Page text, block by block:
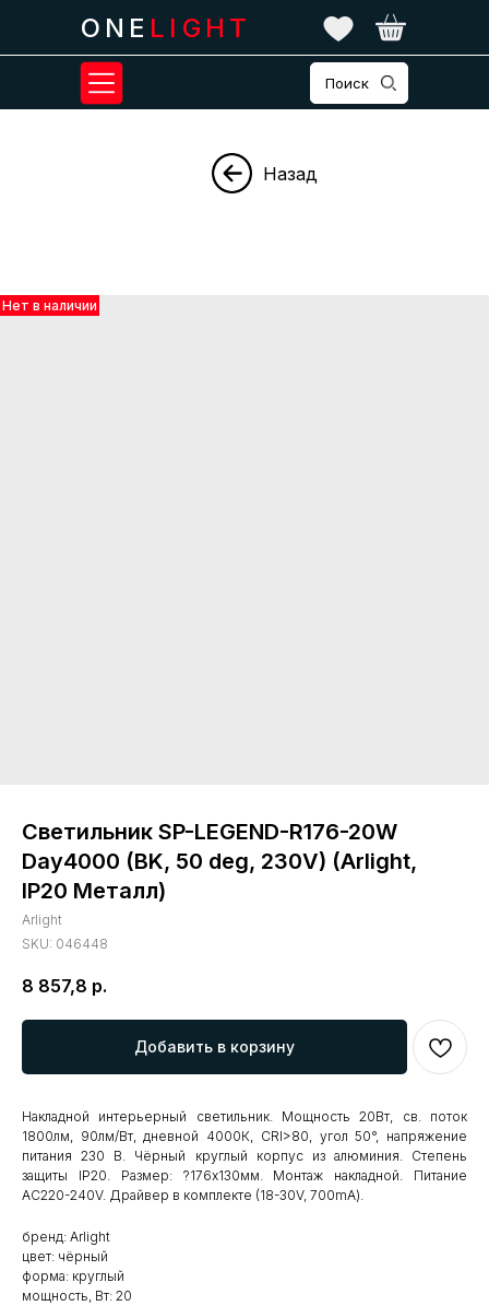
Поиск
ONE LIGHT
Назад
Светильник SP-LEGEND-R176-20W
Day4000 (BK, 50 deg, 230V) (Arlight,
IP20 Металл)
Arlight
SKU: 046448
8 857,8 р.
Добавить в корзину
Накладной интерьерный светильник. Мощность 20Вт, св. поток
1800лм, 90лм/Вт, дневной 4000К, CRI>80, угол 50°, напряжение
питания 230 В. Чёрный круглый корпус из алюминия. Степень
защиты IP20. Размер: ?176х130мм. Монтаж накладной. Питание
AC220-240V. Драйвер в комплекте (18-30V, 700mA).
бренд: Arlight
цвет: чёрный
форма: круглый
мощность, Вт: 20